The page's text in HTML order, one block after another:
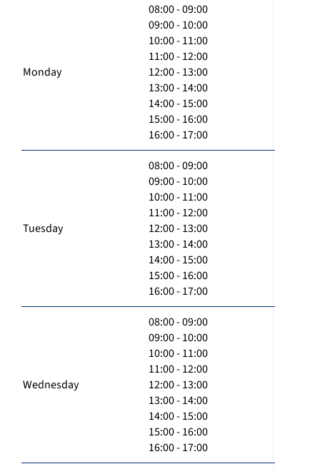
Monday
08:00 - 09:00
09:00 - 10:00
10:00 - 11:00
11:00 - 12:00
12:00 - 13:00
13:00 - 14:00
14:00 - 15:00
15:00 - 16:00
16:00 - 17:00
Tuesday
08:00 - 09:00
09:00 - 10:00
10:00 - 11:00
11:00 - 12:00
12:00 - 13:00
13:00 - 14:00
14:00 - 15:00
15:00 - 16:00
16:00 - 17:00
Wednesday
08:00 - 09:00
09:00 - 10:00
10:00 - 11:00
11:00 - 12:00
12:00 - 13:00
13:00 - 14:00
14:00 - 15:00
15:00 - 16:00
16:00 - 17:00